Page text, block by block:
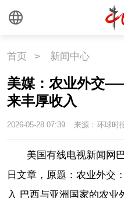
首页 > 新闻中心
美媒：农业外交
来丰厚收入
2026-05-28 07:39 来源：环球时
美国有线电视新闻网
日文章，原题：农业外交
入 巴西与亚洲国家的农